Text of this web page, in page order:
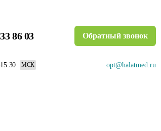
86 03 Обратный звонок
МСК opt@halatmed.ru